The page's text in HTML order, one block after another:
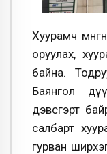
Хуурамч
оруулах,
байна.
Баянгол
дэвсгэрт
салбарт
гурван